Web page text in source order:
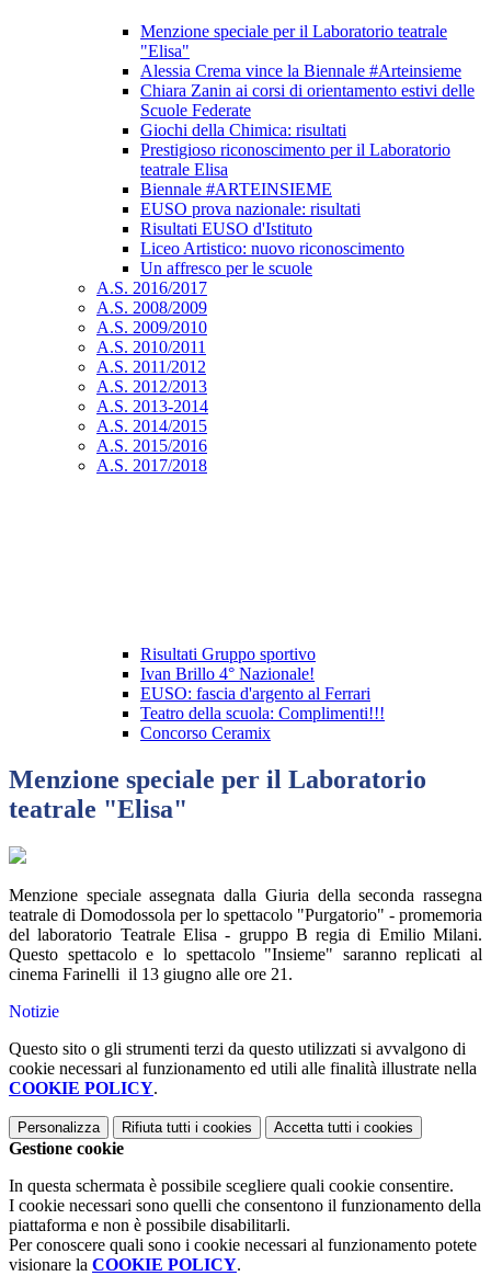
Menzione speciale per il Laboratorio teatrale
"Elisa"
Alessia Crema vince la Biennale #Arteinsieme
Chiara Zanin ai corsi di orientamento estivi delle
Scuole Federate
Giochi della Chimica: risultati
Prestigioso riconoscimento per il Laboratorio
teatrale Elisa
Biennale #ARTEINSIEME
EUSO prova nazionale: risultati
Risultati EUSO d'Istituto
Liceo Artistico: nuovo riconoscimento
Un affresco per le scuole
A.S. 2016/2017
A.S. 2008/2009
A.S. 2009/2010
A.S. 2010/2011
A.S. 2011/2012
A.S. 2012/2013
A.S. 2013-2014
A.S. 2014/2015
A.S. 2015/2016
A.S. 2017/2018
Risultati Gruppo sportivo
Ivan Brillo 4° Nazionale!
EUSO: fascia d'argento al Ferrari
Teatro della scuola: Complimenti!!!
Concorso Ceramix
Menzione speciale per il Laboratorio
teatrale "Elisa"
Menzione speciale assegnata dalla Giuria della seconda rassegna
teatrale di Domodossola per lo spettacolo "Purgatorio" - promemoria
del laboratorio Teatrale Elisa - gruppo B regia di Emilio Milani.
Questo spettacolo e lo spettacolo "Insieme" saranno replicati al
cinema Farinelli il 13 giugno alle ore 21.
Notizie
Questo sito o gli strumenti terzi da questo utilizzati si avvalgono di
cookie necessari al funzionamento ed utili alle finalità illustrate nella
COOKIE POLICY.
Personalizza Rifiuta tutti i cookies Accetta tutti i cookies
Gestione cookie
In questa schermata è possibile scegliere quali cookie consentire.
I cookie necessari sono quelli che consentono il funzionamento della
piattaforma e non è possibile disabilitarli.
Per conoscere quali sono i cookie necessari al funzionamento potete
visionare la COOKIE POLICY.